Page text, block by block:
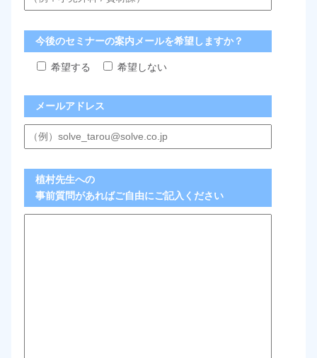
今後のセミナーの案内メールを希望しますか？
希望する 希望しない
メールアドレス
植村先生への
事前質問があればご自由にご記入ください